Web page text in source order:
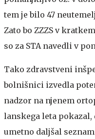
tem je bilo 47
Zato bo ZZZS v
so za STA navedli v
Tako zdravstveni
bolnišnici izvedla
nadzor na njenem
lanskega leta pokazal,
umetno daljšal